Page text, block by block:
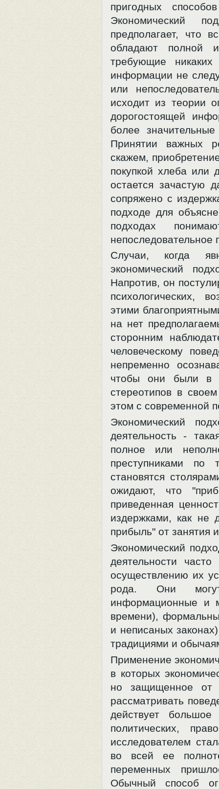
пригодных
Экономический
предполагает, что
обладают полной
требующие
информации не
или
исходит из теории
дорогостоящей
более
Принятии важных
скажем,
покупкой хлеба или
остается зачастую
сопряжено с
подходе для
подходах
непоследовательное
Случаи, когда
экономический
Напротив, он
психологических,
этими
на нет
сторонним
человеческому
непременно
чтобы они были в
стереотипов в
этом с современной
Экономический
деятельность -
полное или
преступниками
становятся
ожидают, что
приведенная
издержками, как не
прибыль" от занятия
Экономический
деятельности
осуществлению их
рода. Они
информационные и
времени),
и неписаных
традициями и
Применение
в которых
но защищенное от
рассматривать
действует
политических,
исследователем
во всей ее
переменных
Обычный способ